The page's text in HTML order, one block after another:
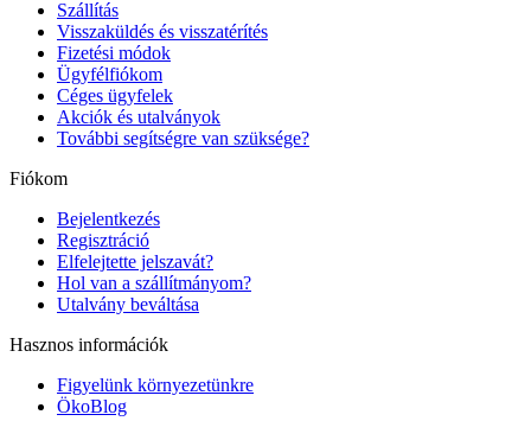
Szállítás
Visszaküldés és visszatérítés
Fizetési módok
Ügyfélfiókom
Céges ügyfelek
Akciók és utalványok
További segítségre van szüksége?
Fiókom
Bejelentkezés
Regisztráció
Elfelejtette jelszavát?
Hol van a szállítmányom?
Utalvány beváltása
Hasznos információk
Figyelünk környezetünkre
ÖkoBlog